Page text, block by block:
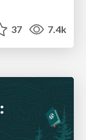
37 7.4k